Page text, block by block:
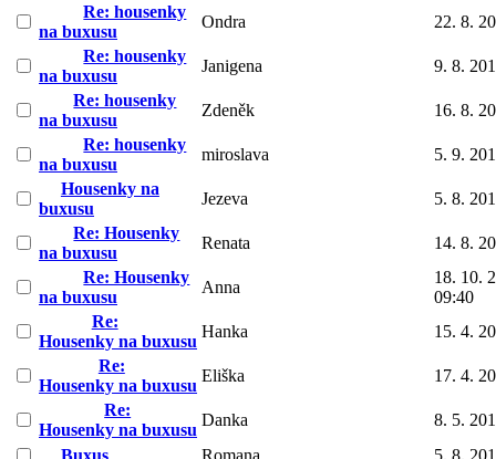
Re: housenky
na buxusu
Ondra
22. 8.
Re: housenky
na buxusu
Janigena
9. 8.
Re: housenky
na buxusu
Zdeněk
16. 8.
Re: housenky
na buxusu
miroslava
5. 9.
Housenky na
buxusu
Jezeva
5. 8.
Re: Housenky
na buxusu
Renata
14. 8.
Re: Housenky
na buxusu
Anna
18. 10.
09:40
Re:
Housenky na buxusu
Hanka
15. 4.
Re:
Housenky na buxusu
Eliška
17. 4.
Re:
Housenky na buxusu
Danka
8. 5.
Buxus
Romana
5. 8.